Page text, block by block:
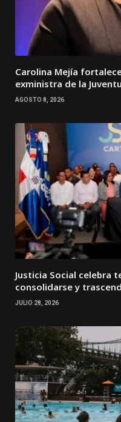
Carolina Mejía
exministra de la
AGOSTO 8, 2026
Justicia Social celebra
consolidarse y
JULIO 28, 2026